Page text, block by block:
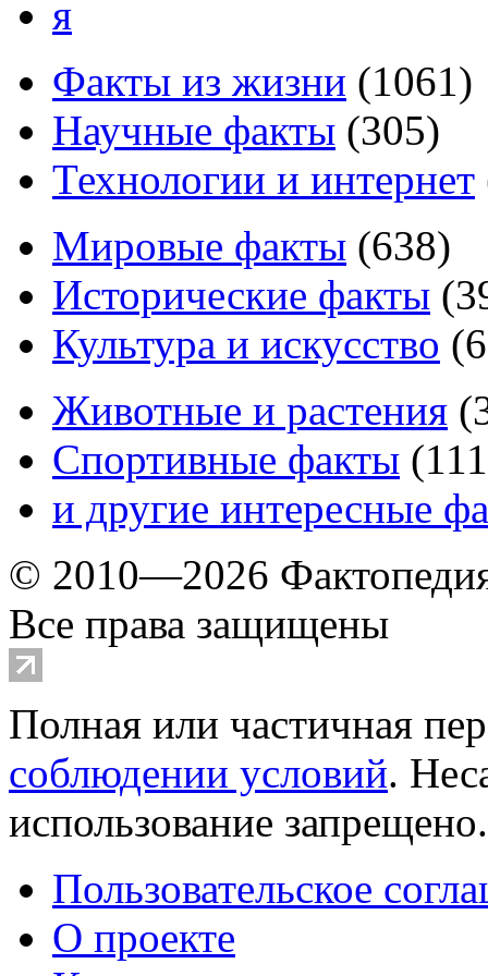
я
Факты из жизни (1061)
Научные факты (305)
Технологии и интернет
Мировые факты (638)
Исторические факты (
Культура и искусство (
Животные и растения (
Спортивные факты (111
и другие интересные
© 2010—2026
Все права защищены
Полная или частичная
соблюдении условий.
использование
Пользовательское
О проекте